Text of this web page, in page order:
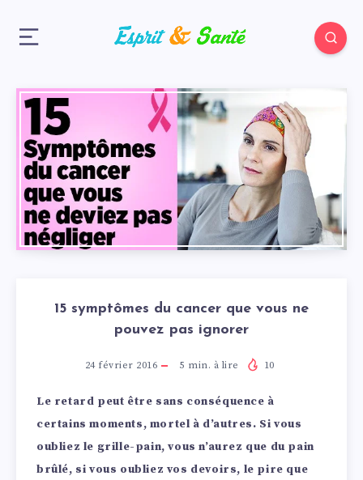
15 symptômes du cancer que vous ne
pouvez pas ignorer
24 février 2016 5 min. à lire 10
Le retard peut être sans conséquence à
certains moments, mortel à d’autres. Si vous
oubliez le grille-pain, vous n’aurez que du pain
brûlé, si vous oubliez vos devoirs, le pire que